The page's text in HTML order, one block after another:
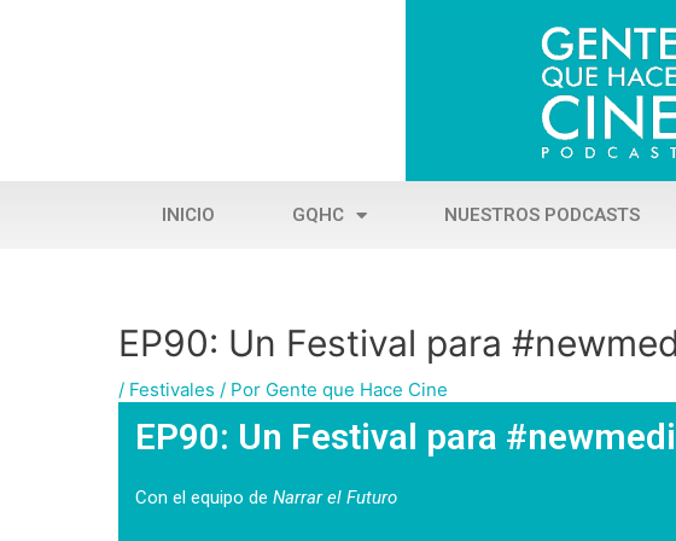
INICIO GQHC NUESTROS PODCASTS
EP90: Un Festival para
/ Festivales / Por Gente que Hace Cine
EP90: Un Festival para
Con el equipo de Narrar el Futuro
Navegación
de
entradas